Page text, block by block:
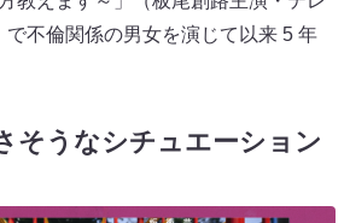
で不倫関係の男女を演じて以来 5 年
そうなシチュエーション